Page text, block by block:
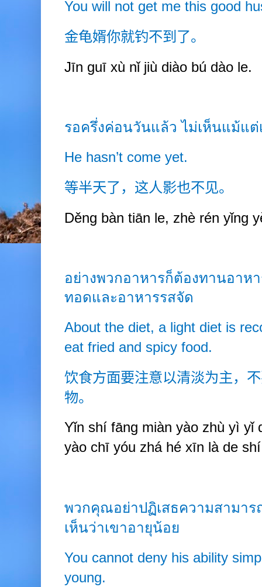
You will not get me this good
金龟婿你就钓不到了。
Jīn guī xù nǐ jiù diào bú dào le.
รอครึ่งค่อนวันแล้ว ไม่เห็นแม้แต่
He hasn’t come yet.
等半天了，这人影也不见。
Děng bàn tiān le, zhè rén yǐng
อย่างพวกอาหารก็ต้องทานอาห
ทอดและอาหารรสจัด
About the diet, a light diet is
eat fried and spicy food.
饮食方面要注意以清淡为主，
物。
Yǐn shí fāng miàn yào zhù yì yǐ
yào chī yóu zhá hé xīn là de
พวกคุณอย่าปฏิเสธความสามาร
เห็นว่าเขาอายุน้อย
You cannot deny his ability
young.